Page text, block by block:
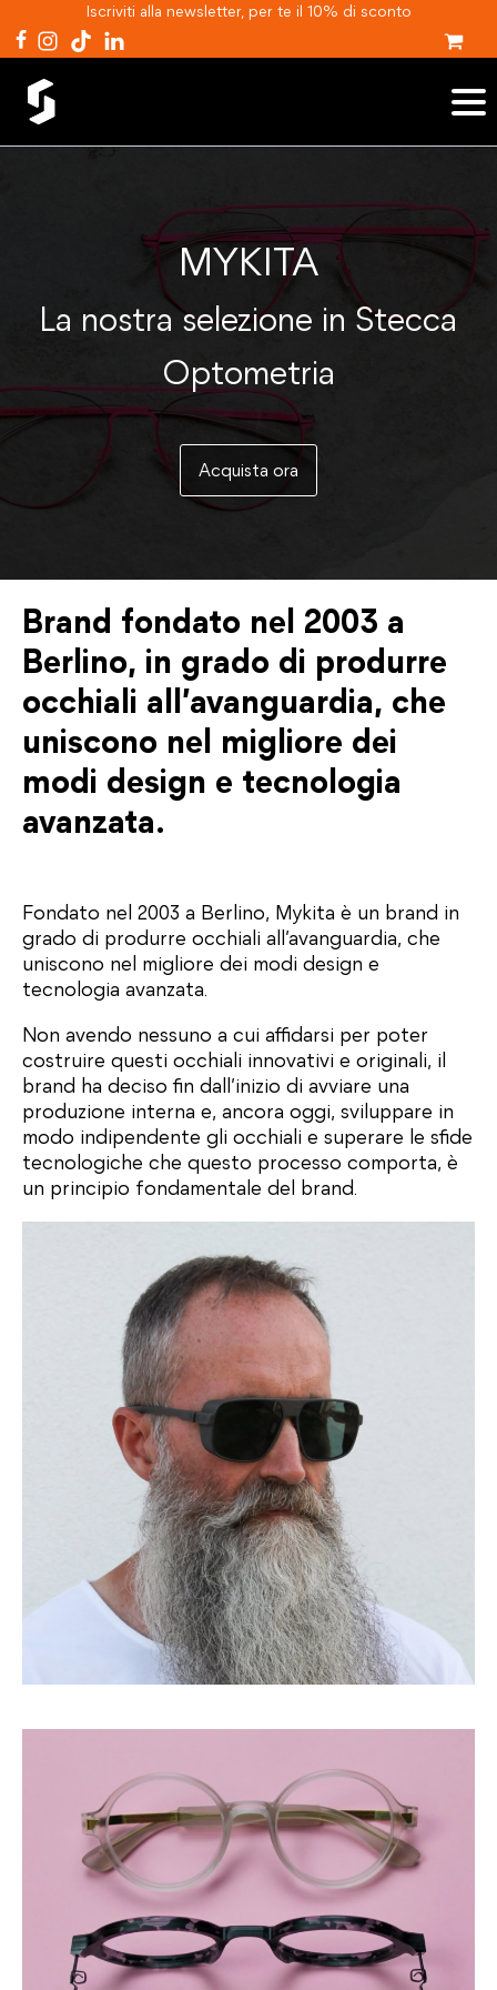
Iscriviti alla newsletter, per te il 10% di sconto
MYKITA
La nostra selezione in Stecca
Optometria
Acquista ora
Brand fondato nel 2003 a
Berlino, in grado di produrre
occhiali all’avanguardia, che
uniscono nel migliore dei
modi design e tecnologia
avanzata.
Fondato nel 2003 a Berlino, Mykita è un brand in
grado di produrre occhiali all’avanguardia, che
uniscono nel migliore dei modi design e
tecnologia avanzata.
Non avendo nessuno a cui affidarsi per poter
costruire questi occhiali innovativi e originali, il
brand ha deciso fin dall’inizio di avviare una
produzione interna e, ancora oggi, sviluppare in
modo indipendente gli occhiali e superare le sfide
tecnologiche che questo processo comporta, è
un principio fondamentale del brand.